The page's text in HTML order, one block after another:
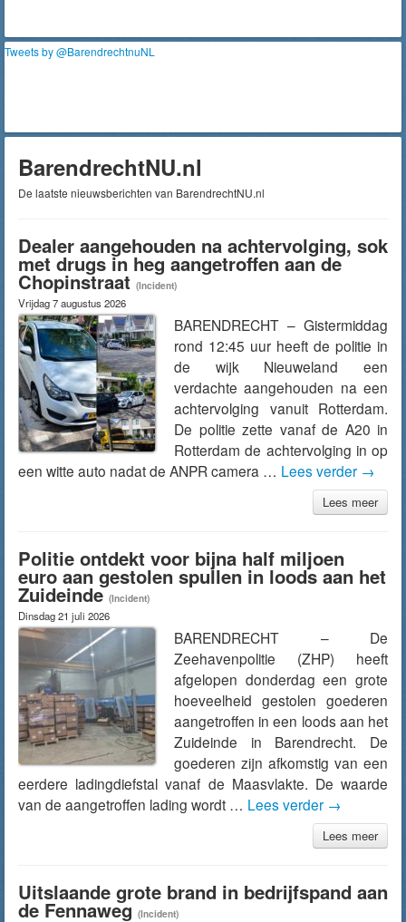
Tweets by @BarendrechtnuNL
BarendrechtNU.nl
De laatste nieuwsberichten van BarendrechtNU.nl
Dealer aangehouden na achtervolging, sok
met drugs in heg aangetroffen aan de
Chopinstraat (Incident)
Vrijdag 7 augustus 2026
BARENDRECHT – Gistermiddag
rond 12:45 uur heeft de politie in
de wijk Nieuweland een
verdachte aangehouden na een
achtervolging vanuit Rotterdam.
De politie zette vanaf de A20 in
Rotterdam de achtervolging in op
een witte auto nadat de ANPR camera … Lees verder →
Lees meer
Politie ontdekt voor bijna half miljoen
euro aan gestolen spullen in loods aan het
Zuideinde (Incident)
Dinsdag 21 juli 2026
BARENDRECHT – De
Zeehavenpolitie (ZHP) heeft
afgelopen donderdag een grote
hoeveelheid gestolen goederen
aangetroffen in een loods aan het
Zuideinde in Barendrecht. De
goederen zijn afkomstig van een
eerdere ladingdiefstal vanaf de Maasvlakte. De waarde
van de aangetroffen lading wordt … Lees verder →
Lees meer
Uitslaande grote brand in bedrijfspand aan
de Fennaweg (Incident)